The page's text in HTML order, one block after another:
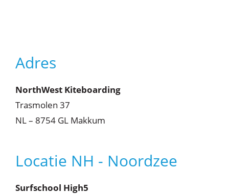
Adres
NorthWest Kiteboarding
Trasmolen 37
NL – 8754 GL Makkum
Locatie NH - Noordzee
Surfschool High5